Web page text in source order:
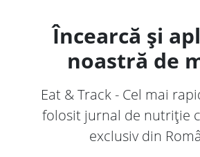
Încearcă și
noastră de
Eat & Track - Cel mai
folosit jurnal de nutriție
exclusiv din